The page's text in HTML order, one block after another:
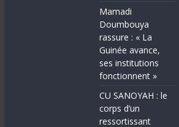
Mamadi
Doumbouya
rassure : « La
Guinée avance,
ses institutions
fonctionnent »
CU SANOYAH : le
corps d’un
ressortissant